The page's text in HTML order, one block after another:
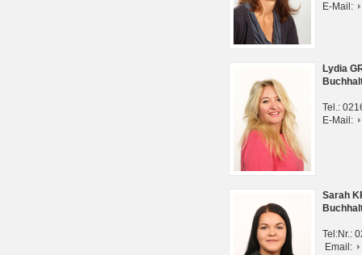
E-Mail:
Lydia
Tel.:
E-Mail:
Sarah
Tel:Nr.:
Email: